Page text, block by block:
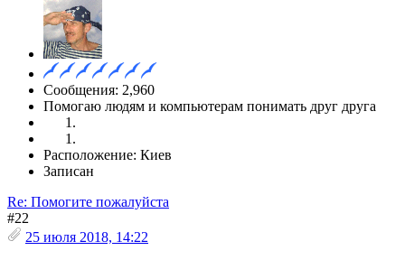
Сообщения: 2,960
Помогаю людям и компьютерам понимать друг друга
Расположение: Киев
Записан
Re: Помогите пожалуйста
#22
25 июля 2018, 14:22